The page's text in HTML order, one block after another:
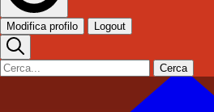
Modifica profilo Logout
Cerca